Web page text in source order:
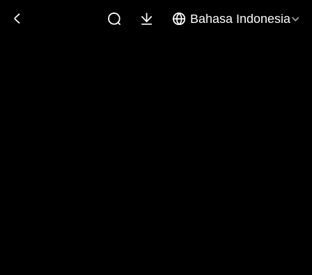
Bahasa Indonesia